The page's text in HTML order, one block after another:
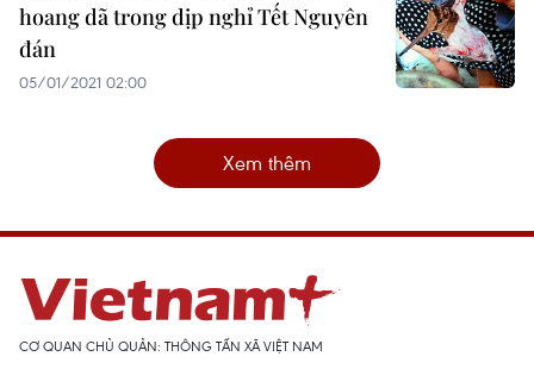
hoang dã trong dịp nghỉ Tết Nguyên
đán
05/01/2021 02:00
Xem thêm
CƠ QUAN CHỦ QUẢN: THÔNG TẤN XÃ VIỆT NAM